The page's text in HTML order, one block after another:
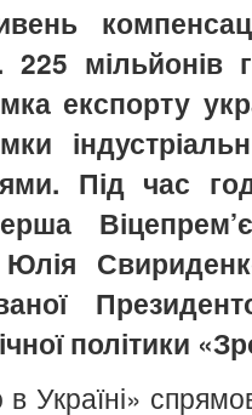
225
експорту
Під час
Юлія
політики
Україні»